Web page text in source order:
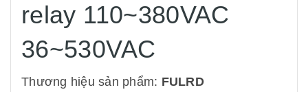
relay 110~380VAC
36~530VAC
Thương hiệu sản phẩm: FULRD